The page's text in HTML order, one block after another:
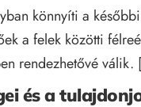
könnyíti a
a felek közötti
rendezhetővé válik. [
és a